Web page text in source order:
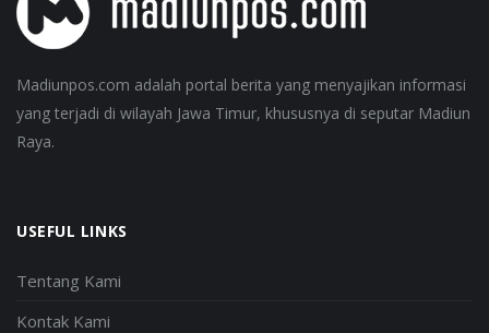
Madiunpos.com adalah portal berita yang menyajikan informasi
yang terjadi di wilayah Jawa Timur, khususnya di seputar Madiun
Raya.
USEFUL LINKS
Tentang Kami
Kontak Kami